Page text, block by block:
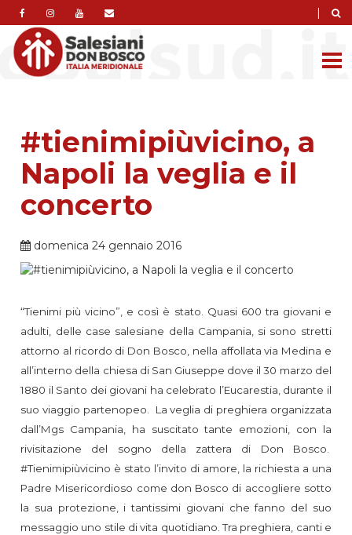
|
#tienimipiùvicino, a
Napoli la veglia e il
concerto
domenica 24 gennaio 2016
“Tienimi più vicino”, e così è stato. Quasi 600 tra giovani e
adulti, delle case salesiane della Campania, si sono stretti
attorno al ricordo di Don Bosco, nella affollata via Medina e
all’interno della chiesa di San Giuseppe dove il 30 marzo del
1880 il Santo dei giovani ha celebrato l’Eucarestia, durante il
suo viaggio partenopeo. La veglia di preghiera organizzata
dall’Mgs Campania, ha suscitato tante emozioni, con la
rivisitazione del sogno della zattera di Don Bosco.
#Tienimipiùvicino è stato l’invito di amore, la richiesta a una
Padre Misericordioso come don Bosco di accogliere sotto
la sua protezione, i tantissimi giovani che fanno del suo
messaggio uno stile di vita quotidiano. Tra preghiera, canti e